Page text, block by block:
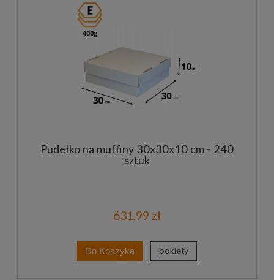
Pudełko na muffiny 30x30x10 cm - 240
sztuk
631,99 zł
Do Koszyka pakiety